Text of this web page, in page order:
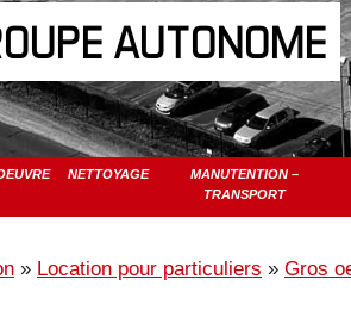
AUTONOME
NETTOYAGE
MANUTENTION –
TRANSPORT
» Location pour particuliers » Gros